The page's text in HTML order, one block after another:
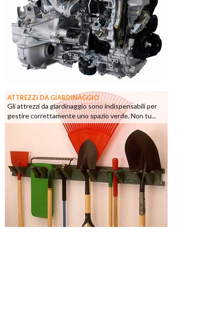
ATTREZZI DA GIARDINAGGIO
Gli attrezzi da giardinaggio sono indispensabili per
gestire correttamente uno spazio verde. Non tu...